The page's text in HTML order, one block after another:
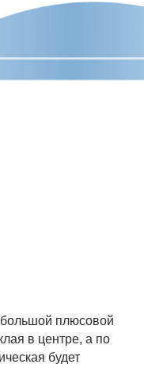
плюсовой
в центре, а по
будет